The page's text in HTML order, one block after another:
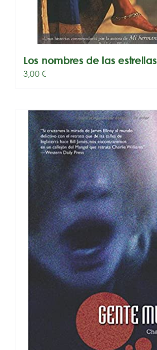
Los nombres de las estrellas
3,00€